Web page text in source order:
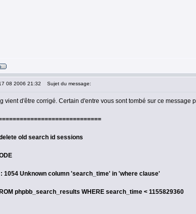
08 2006 21:32 Sujet du message:
vient d'être corrigé. Certain d'entre vous sont tombé sur ce
old search id sessions
1054 Unknown column 'search_time' in 'where clause'
phpbb_search_results WHERE search_time < 1155829360